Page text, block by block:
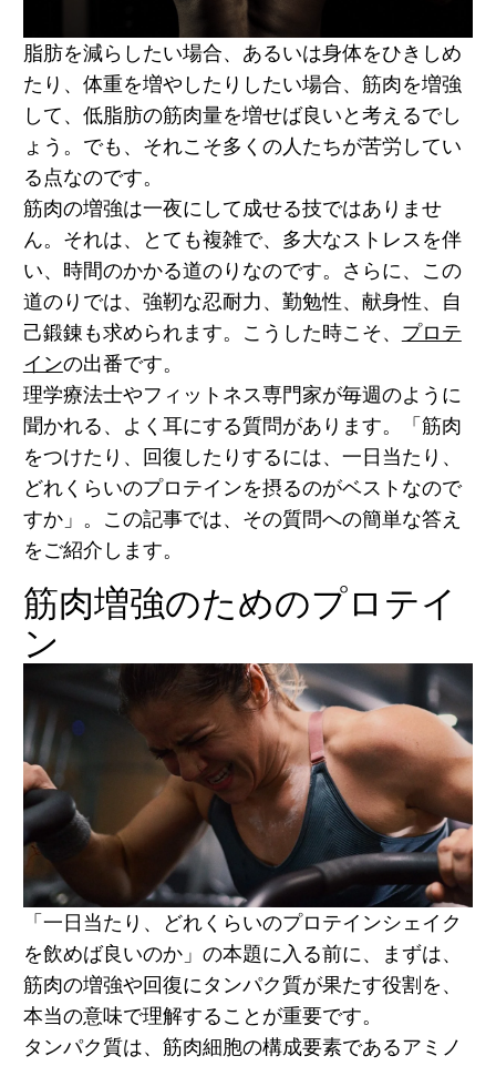
脂肪を減らしたい場合、あるいは身体をひきしめ
たり、体重を増やしたりしたい場合、筋肉を増強
して、低脂肪の筋肉量を増せば良いと考えるでし
ょう。でも、それこそ多くの人たちが苦労してい
る点なのです。
筋肉の増強は一夜にして成せる技ではありませ
ん。それは、とても複雑で、多大なストレスを伴
い、時間のかかる道のりなのです。さらに、この
道のりでは、強靭な忍耐力、勤勉性、献身性、自
己鍛錬も求められます。こうした時こそ、 プロテ
インの出番です。
理学療法士やフィットネス専門家が毎週のように
聞かれる、よく耳にする質問があります。「筋肉
をつけたり、回復したりするには、一日当たり、
どれくらいのプロテインを摂るのがベストなので
すか」。この記事では、その質問への簡単な答え
をご紹介します。
筋肉増強のためのプロテイ
ン
「一日当たり、どれくらいのプロテインシェイク
を飲めば良いのか」の本題に入る前に、まずは、
筋肉の増強や回復にタンパク質が果たす役割を、
本当の意味で理解することが重要です。
タンパク質は、筋肉細胞の構成要素であるアミノ